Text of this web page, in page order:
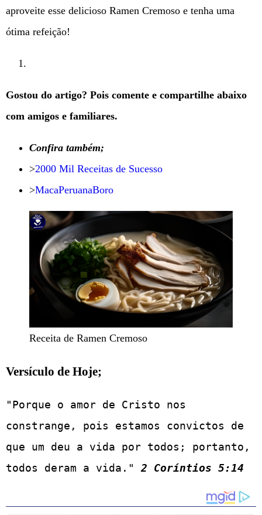
aproveite esse delicioso Ramen Cremoso e tenha uma
ótima refeição!
Gostou do artigo? Pois comente e compartilhe abaixo
com amigos e familiares.
Confira também;
>2000 Mil Receitas de Sucesso
>MacaPeruanaBoro
Receita de Ramen Cremoso
Versículo de Hoje;
"Porque o amor de Cristo nos
constrange, pois estamos convictos de
que um deu a vida por todos; portanto,
todos deram a vida." 2 Coríntios 5:14